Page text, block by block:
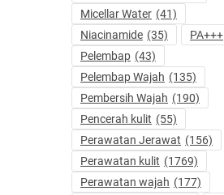
Micellar Water (41)
Niacinamide (35) PA+++
Pelembap (43)
Pelembap Wajah (135)
Pembersih Wajah (190)
Pencerah kulit (55)
Perawatan Jerawat (156)
Perawatan kulit (1769)
Perawatan wajah (177)